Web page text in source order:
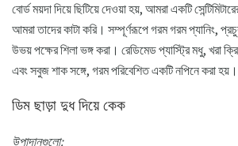
বোর্ড ময়দা দিয়ে ছিটিয়ে দেওয়া হয়, আমরা একটি
আমরা তাদের কাটা করি। সম্পূর্ণরূপে গরম গরম প্যানিং,
উভয় পক্ষের শিলা ভঙ্গ করা। রেডিমেড প্যাস্ট্রি মধু, খরা
এবং সবুজ শাক সঙ্গে, গরম পরিবেশিত একটি নপিনে করা হয়।
ডিম ছাড়া দুধ দিয়ে কেক
উপাদানগুলো: